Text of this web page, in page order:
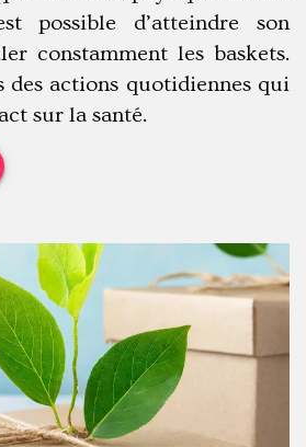
possible d’atteindre son
constamment les baskets.
des actions quotidiennes qui
sur la santé.